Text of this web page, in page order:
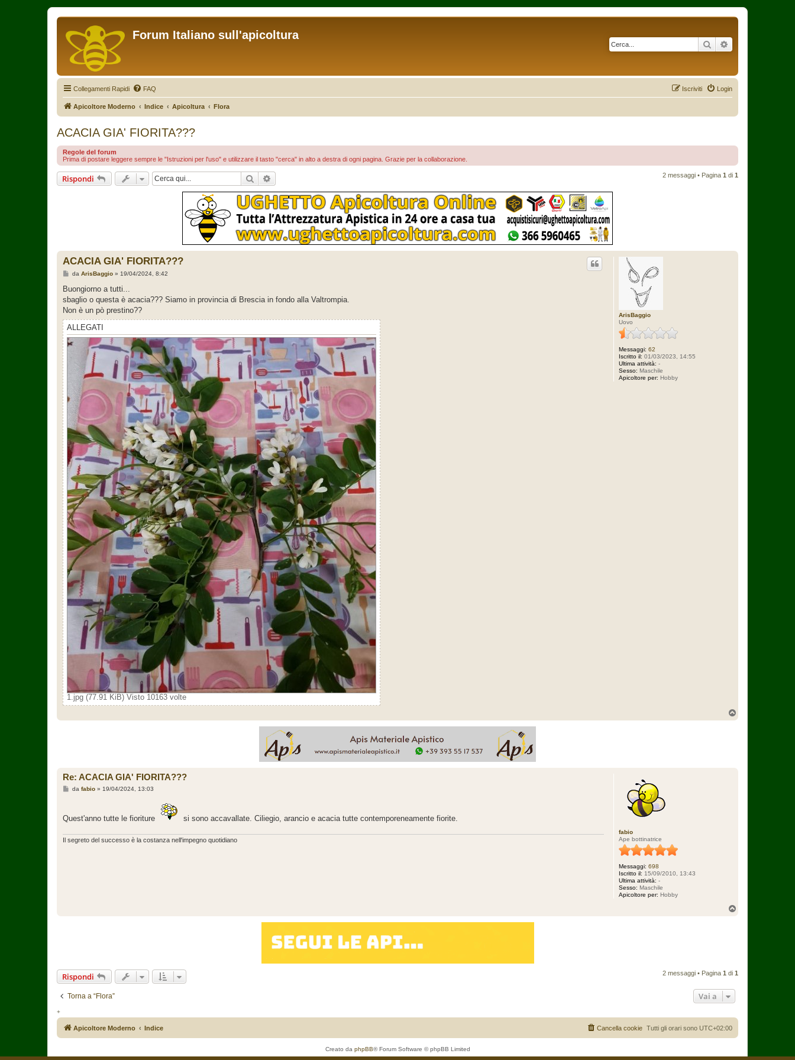
Forum Italiano sull'apicoltura
Cerca
Collegamenti Rapidi FAQ Login
Iscriviti
Apicoltore Moderno Indice Apicoltura Flora
ACACIA GIA' FIORITA???
Regole del forum
Prima di postare leggere sempre le "Istruzioni per l'uso" e utilizzare il tasto "cerca" in alto a destra di ogni pagina. Grazie per la collaborazione.
Rispondi Cerca 2 messaggi • Pagina 1 di 1
ArisBaggio
Uovo
Messaggi: 62
Iscritto il: 01/03/2023, 14:55
Ultima attività: -
Sesso: Maschile
Apicoltore per: Hobby
ACACIA GIA' FIORITA???
M
s
a
g
o
da ArisBaggio» 19/04/2024, 8:42
Buongiorno a tutti...
sbaglio o questa è acacia??? Siamo in provincia di Brescia in fondo alla Valtrompia.
Non è un pò prestino??
ALLEGATI
1.jpg (77.91 KiB) Visto 10163 volte
fabio
Ape bottinatrice
Messaggi: 698
Iscritto il: 15/09/2010, 13:43
Ultima attività: -
Sesso: Maschile
Apicoltore per: Hobby
Re: ACACIA GIA' FIORITA???
M
a
i
da fabio» 19/04/2024, 13:03
Quest'anno tutte le fioriture si sono accavallate. Ciliegio, arancio e acacia tutte contemporeneamente fiorite.
Il segreto del successo è la costanza nell'impegno quotidiano
Rispondi 2 messaggi • Pagina 1 di 1
Torna a “Flora” Vai a
+
Apicoltore Moderno Indice Tutti gli orari sono UTC+02:00
Cancella cookie
Creato da phpBB® Forum Software © phpBB Limited